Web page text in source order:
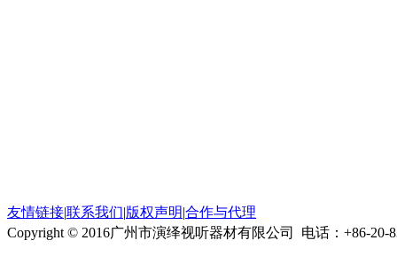
友情链接|联系我们|版权声明|合作与代理
Copyright © 2016广州市演绎视听器材有限公司 电话：+86-20-